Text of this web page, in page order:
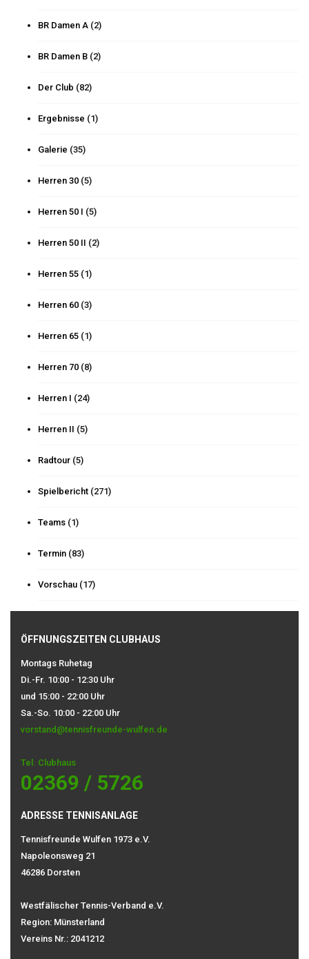
BR Damen A (2)
BR Damen B (2)
Der Club (82)
Ergebnisse (1)
Galerie (35)
Herren 30 (5)
Herren 50 I (5)
Herren 50 II (2)
Herren 55 (1)
Herren 60 (3)
Herren 65 (1)
Herren 70 (8)
Herren I (24)
Herren II (5)
Radtour (5)
Spielbericht (271)
Teams (1)
Termin (83)
Vorschau (17)
ÖFFNUNGSZEITEN CLUBHAUS
Montags Ruhetag
Di.-Fr. 10:00 - 12:30 Uhr
und 15:00 - 22:00 Uhr
Sa.-So. 10:00 - 22:00 Uhr
vorstand@tennisfreunde-wulfen.de
Tel. Clubhaus
02369 / 5726
ADRESSE TENNISANLAGE
Tennisfreunde Wulfen 1973 e.V.
Napoleonsweg 21
46286 Dorsten
Westfälischer Tennis-Verband e.V.
Region: Münsterland
Vereins Nr.: 2041212